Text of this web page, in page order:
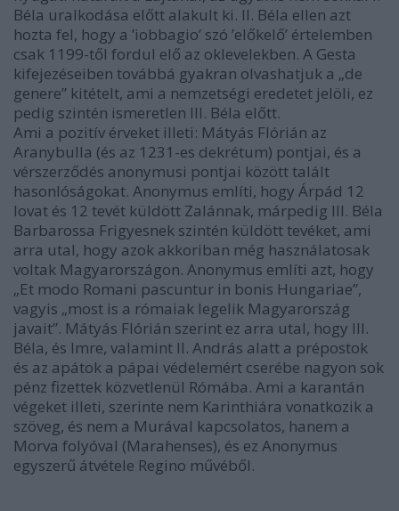
Béla uralkodása előtt alakult ki. II. Béla ellen azt
hozta fel, hogy a ’iobbagio’ szó ’előkelő’ értelemben
csak 1199-től fordul elő az oklevelekben. A Gesta
kifejezéseiben továbbá gyakran olvashatjuk a „de
genere” kitételt, ami a nemzetségi eredetet jelöli, ez
pedig szintén ismeretlen III. Béla előtt.
Ami a pozitív érveket illeti: Mátyás Flórián az
Aranybulla (és az 1231-es dekrétum) pontjai, és a
vérszerződés anonymusi pontjai között talált
hasonlóságokat. Anonymus említi, hogy Árpád 12
lovat és 12 tevét küldött Zalánnak, márpedig III. Béla
Barbarossa Frigyesnek szintén küldött tevéket, ami
arra utal, hogy azok akkoriban még használatosak
voltak Magyarországon. Anonymus említi azt, hogy
„Et modo Romani pascuntur in bonis Hungariae”,
vagyis „most is a rómaiak legelik Magyarország
javait”. Mátyás Flórián szerint ez arra utal, hogy III.
Béla, és Imre, valamint II. András alatt a prépostok
és az apátok a pápai védelemért cserébe nagyon sok
pénz fizettek közvetlenül Rómába. Ami a karantán
végeket illeti, szerinte nem Karinthiára vonatkozik a
szöveg, és nem a Murával kapcsolatos, hanem a
Morva folyóval (Marahenses), és ez Anonymus
egyszerű átvétele Regino művéből.